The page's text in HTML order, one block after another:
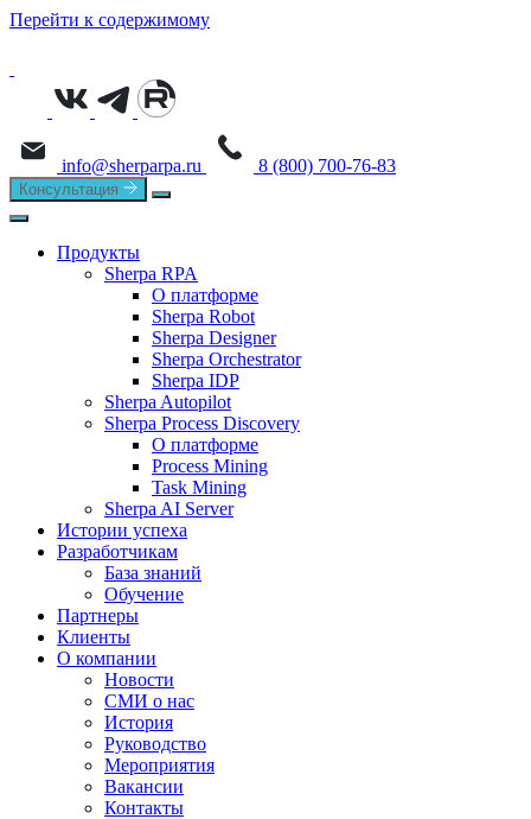
Перейти к содержимому
info@sherparpa.ru 8 (800) 700-76-83
Консультация
Продукты
Sherpa RPA
О платформе
Sherpa Robot
Sherpa Designer
Sherpa Orchestrator
Sherpa IDP
Sherpa Autopilot
Sherpa Process Discovery
О платформе
Process Mining
Task Mining
Sherpa AI Server
Истории успеха
Разработчикам
База знаний
Обучение
Партнеры
Клиенты
О компании
Новости
СМИ о нас
История
Руководство
Мероприятия
Вакансии
Контакты